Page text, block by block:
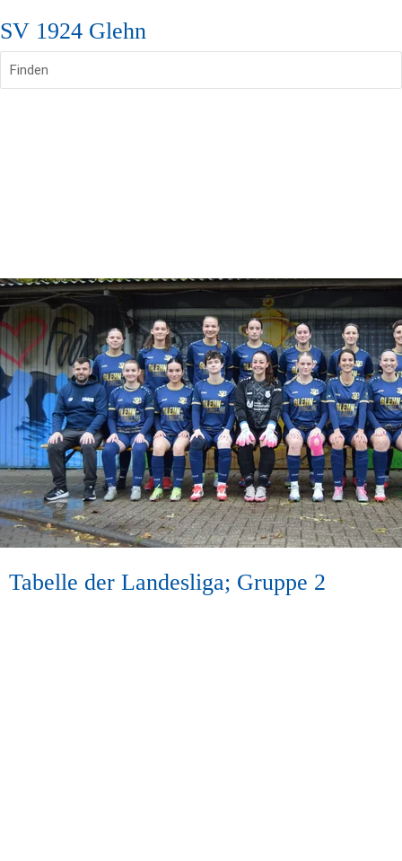
SV 1924 Glehn
Finden
Tabelle der Landesliga; Gruppe 2